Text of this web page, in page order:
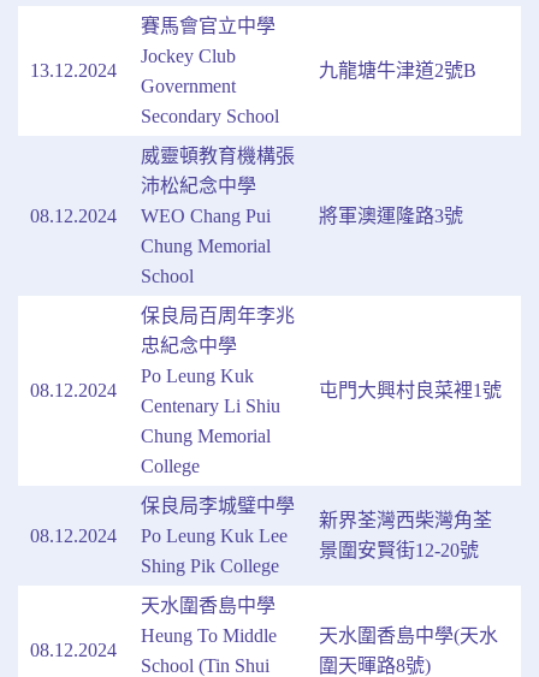
13.12.2024
賽馬會官立中學
Jockey Club
Government
Secondary School
九龍塘牛津道2號B
08.12.2024
威靈頓教育機構張
沛松紀念中學
WEO Chang Pui
Chung Memorial
School
將軍澳運隆路3號
08.12.2024
保良局百周年李兆
忠紀念中學
Po Leung Kuk
Centenary Li Shiu
Chung Memorial
College
屯門大興村良菜裡1號
08.12.2024
保良局李城璧中學
Po Leung Kuk Lee
Shing Pik College
新界荃灣西柴灣角荃
景圍安賢街12-20號
08.12.2024
天水圍香島中學
Heung To Middle
School (Tin Shui
天水圍香島中學(天水
圍天暉路8號)